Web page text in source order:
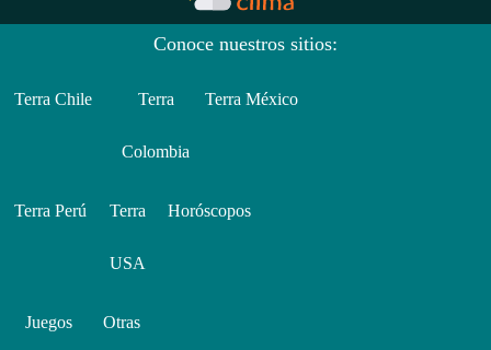
Conoce nuestros sitios:
Terra Chile Terra
Colombia
Terra México
Terra Perú Terra
USA
Horóscopos
Juegos Otras